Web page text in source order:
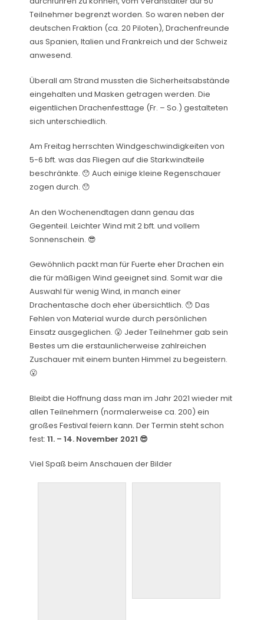
Teilnehmer begrenzt worden. So waren neben der
deutschen Fraktion (ca. 20 Piloten), Drachenfreunde
aus Spanien, Italien und Frankreich und der Schweiz
anwesend.
Überall am Strand mussten die Sicherheitsabstände
eingehalten und Masken getragen werden. Die
eigentlichen Drachenfesttage (Fr. – So.) gestalteten
sich unterschiedlich.
Am Freitag herrschten Windgeschwindigkeiten von
5-6 bft. was das Fliegen auf die Starkwindteile
beschränkte. 😯 Auch einige kleine Regenschauer
zogen durch. 😯
An den Wochenendtagen dann genau das
Gegenteil. Leichter Wind mit 2 bft. und vollem
Sonnenschein. 😎
Gewöhnlich packt man für Fuerte eher Drachen ein
die für mäßigen Wind geeignet sind. Somit war die
Auswahl für wenig Wind, in manch einer
Drachentasche doch eher übersichtlich. 😯 Das
Fehlen von Material wurde durch persönlichen
Einsatz ausgeglichen. 😮 Jeder Teilnehmer gab sein
Bestes um die erstaunlicherweise zahlreichen
Zuschauer mit einem bunten Himmel zu begeistern.
😮
Bleibt die Hoffnung dass man im Jahr 2021 wieder mit
allen Teilnehmern (normalerweise ca. 200) ein
großes Festival feiern kann. Der Termin steht schon
fest: 11. – 14. November 2021 😎
Viel Spaß beim Anschauen der Bilder